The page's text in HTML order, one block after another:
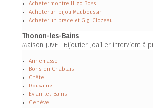
Acheter montre Hugo Boss
Acheter un bijou Mauboussin
Acheter un bracelet Gigi Clozeau
Thonon-les-Bains
Maison JUVET Bijoutier Joailler intervient à
Annemasse
Bons-en-Chablais
Châtel
Douvaine
Évian-les-Bains
Genève